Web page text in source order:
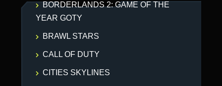
BORDERLANDS 2: GAME OF THE
YEAR GOTY
BRAWL STARS
CALL OF DUTY
CITIES SKYLINES